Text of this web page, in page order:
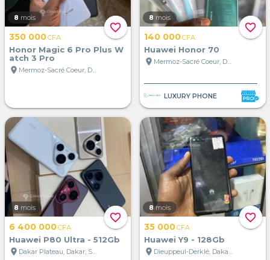
favorite_border
8 mois
350 000CFA
Honor Magic 6 Pro Plus W
atch 3 Pro
location_on
Mermoz-Sacré Coeur, Dakar, Sénégal
favorite_border
8 mois
140 000CFA
Huawei Honor 70
location_on
Mermoz-Sacré Coeur, Dakar, Sénégal
LUXURY PHONE
favorite_border
8 mois
6 400 000CFA
Huawei P80 Ultra - 512Gb
location_on
Dakar Plateau, Dakar, Sénégal
favorite_border
8 mois
35 000CFA
Huawei Y9 - 128Gb
location_on
Dieuppeul-Derklé, Dakar, Sénégal